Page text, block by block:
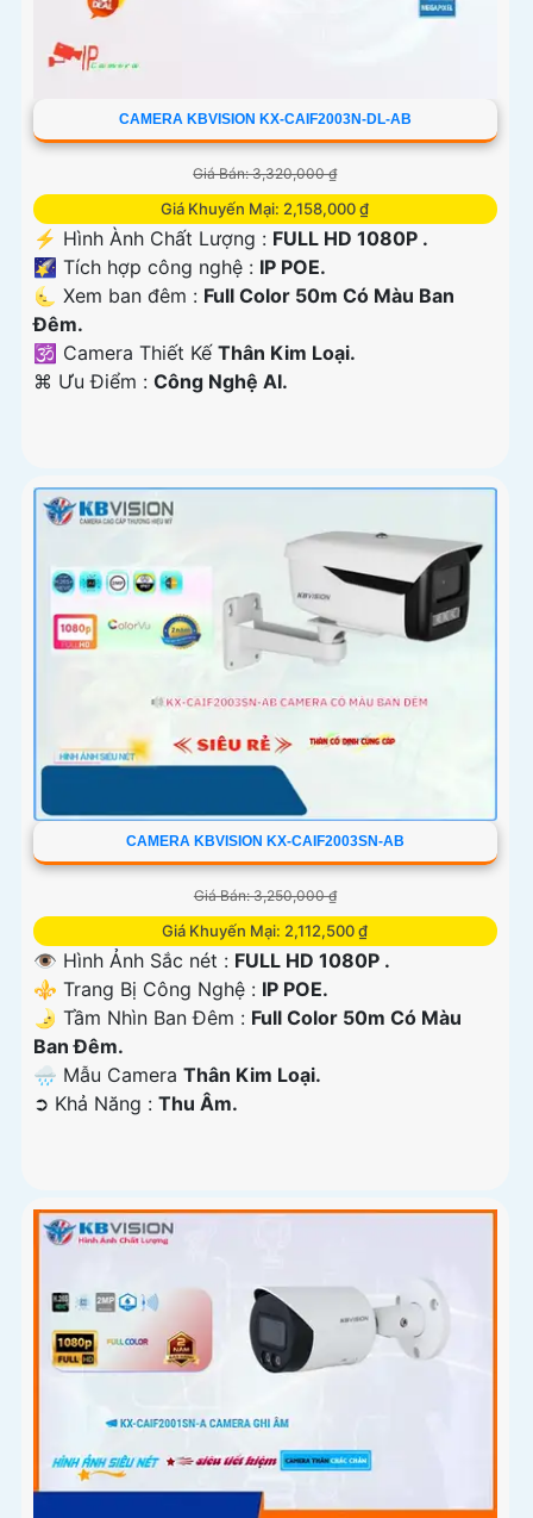
CAMERA KBVISION KX-CAIF2003N-DL-AB
Giá Bán: 3,320,000 ₫
Giá Khuyến Mại: 2,158,000 ₫
️⚡ Hình Ành Chất Lượng : FULL HD 1080P .
🌠 Tích hợp công nghệ : IP POE.
🌜 Xem ban đêm : Full Color 50m Có Màu Ban
Đêm.
🕉️ Camera Thiết Kế Thân Kim Loại.
️⌘ Ưu Điểm : Công Nghệ AI.
CAMERA KBVISION KX-CAIF2003SN-AB
Giá Bán: 3,250,000 ₫
Giá Khuyến Mại: 2,112,500 ₫
👁 Hình Ảnh Sắc nét : FULL HD 1080P .
⚜️ Trang Bị Công Nghệ : IP POE.
🌛 Tầm Nhìn Ban Đêm : Full Color 50m Có Màu
Ban Đêm.
🌧️ Mẫu Camera Thân Kim Loại.
️➲ Khả Năng : Thu Âm.